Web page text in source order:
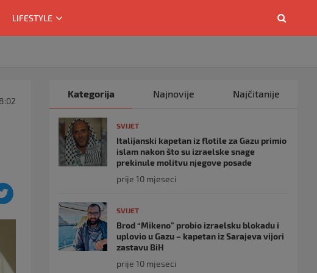
LIFESTYLE
Kategorija Najnovije Najčitanije
SVIJET
Italijanski kapetan iz flotile za Gazu primio
islam nakon što su izraelske snage
prekinule molitvu njegove posade
prije 10 mjeseci
SVIJET
Brod “Mikeno” probio izraelsku blokadu i
uplovio u Gazu – kapetan iz Sarajeva vijori
zastavu BiH
prije 10 mjeseci